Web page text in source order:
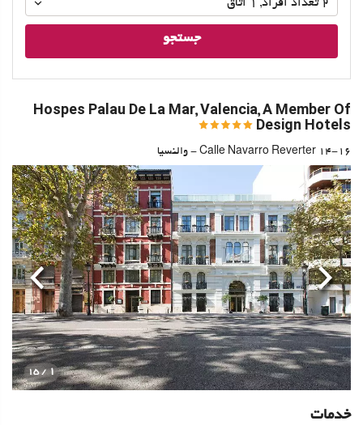
2 تعداد افراد ,
1 اتاق
جستجو
Hospes Palau De La Mar, Valencia, A Member Of
Design Hotels
Calle Navarro Reverter 14-16 - والنسیا
1
/ 15
قبلی بعدی
خدمات